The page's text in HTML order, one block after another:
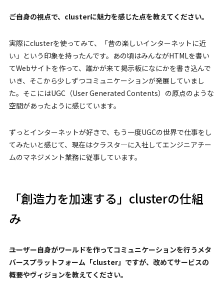
――ご自身の視点で、clusterに魅力を感じた点を教えてください。
実際にclusterを使ってみて、「昔の楽しいインターネットに近
い」という印象を持ったんです。あの頃はみんながHTMLを書い
てWebサイトを作って、誰かが来て掲示板になにかを書き込んで
いき、そこから少しずつコミュニケーションが発展していまし
た。そこにはUGC（User Generated Contents）の原点のような
空間があったように感じています。
ずっとインターネットが好きで、もう一度UGCの世界で仕事をし
てみたいと感じて、現在はクラスタ―に入社してエンジニアチー
ムのマネジメント業務に従事しています。
「創造力を加速する」clusterの仕組
み
――ユーザー自身がワールドを作ってコミュニケーションを行うメタ
バースプラットフォーム「cluster」ですが、改めてサービスの
概要やヴィジョンを教えてください。